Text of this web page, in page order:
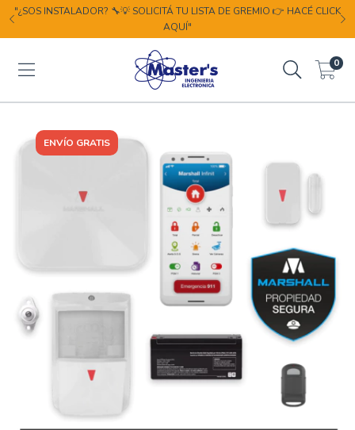
"¿SOS INSTALADOR? 🔧💡 SOLICITÁ TU LISTA DE GREMIO 👉 HACÉ CLICK
AQUÍ"
0
ENVÍO GRATIS